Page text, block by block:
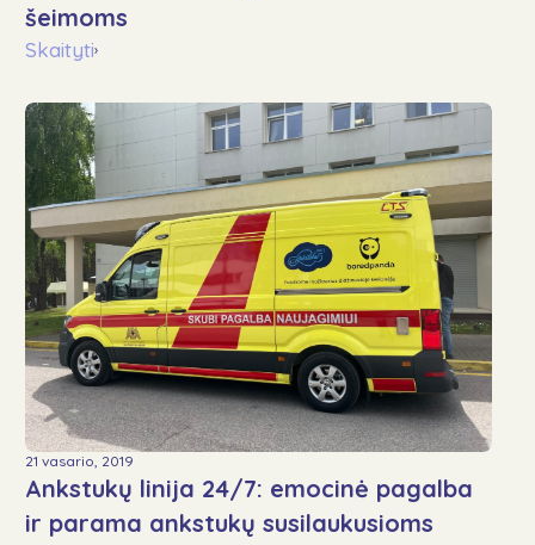
šeimoms
Skaityti›
21 vasario, 2019
Ankstukų linija 24/7: emocinė pagalba
ir parama ankstukų susilaukusioms